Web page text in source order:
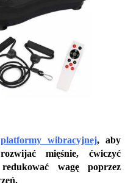
platformy wibracyjnej, aby
mięśnie, ćwiczyć
wagę poprzez